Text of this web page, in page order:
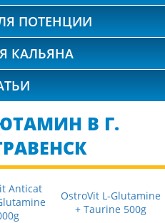
ПОТЕНЦИИ
КАЛЬЯНА
В Г.
Anticat
OstroVit L-Glutamine
+ Taurine 500g